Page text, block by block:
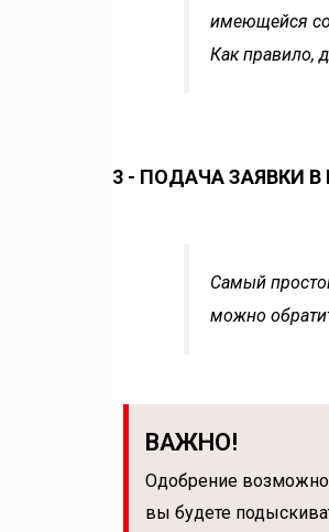
имеющейся
Как правило,
3 - ПОДАЧА ЗАЯВКИ
Самый
можно
ВАЖНО!
Одобрение
вы будете